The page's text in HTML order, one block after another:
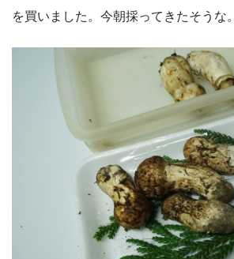
を買いました。今朝採ってきたそうな。